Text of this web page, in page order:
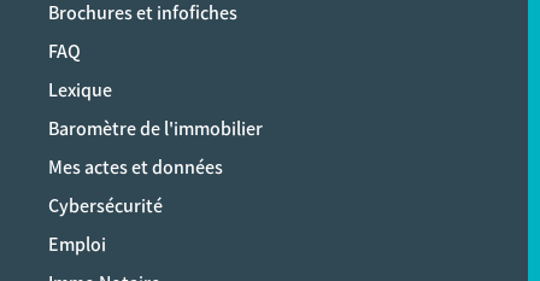
Brochures et infofiches
FAQ
Lexique
Baromètre de l'immobilier
Mes actes et données
Cybersécurité
Emploi